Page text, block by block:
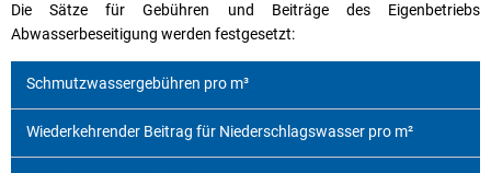
Die Sätze für Gebühren und Beiträge des Eigenbetriebs
Abwasserbeseitigung werden festgesetzt:
Schmutzwassergebühren pro m³
Wiederkehrender Beitrag für Niederschlagswasser pro m²